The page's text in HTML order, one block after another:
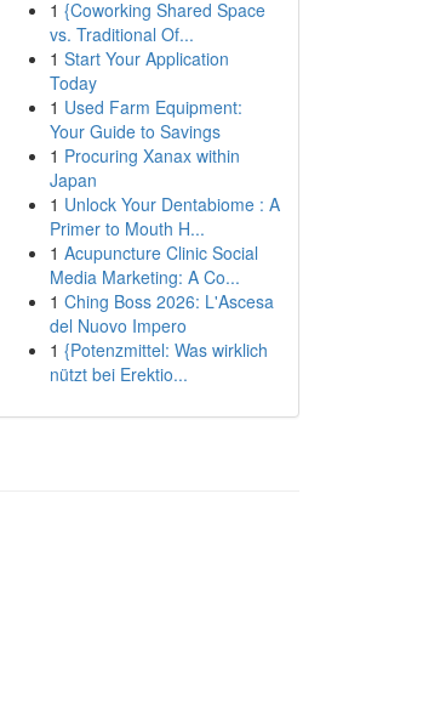
1 {Coworking Shared Space
vs. Traditional Of...
1 Start Your Application
Today
1 Used Farm Equipment:
Your Guide to Savings
1 Procuring Xanax within
Japan
1 Unlock Your Dentabiome : A
Primer to Mouth H...
1 Acupuncture Clinic Social
Media Marketing: A Co...
1 Ching Boss 2026: L'Ascesa
del Nuovo Impero
1 {Potenzmittel: Was wirklich
nützt bei Erektio...